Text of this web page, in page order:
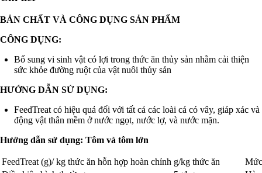
BẢN CHẤT VÀ CÔNG DỤNG SẢN PHẨM
CÔNG DỤNG:
Bổ sung vi sinh vật có lợi trong thức ăn thủy sản nhằm cải thiện
sức khỏe đường ruột của vật nuôi thủy sản
HƯỚNG DẪN SỬ DỤNG:
FeedTreat có hiệu quả đối với tất cả các loài cá có vây, giáp xác và
động vật thân mềm ở nước ngọt, nước lợ, và nước mặn.
Hướng dẫn sử dụng: Tôm và tôm lớn
FeedTreat (g)/ kg thức ăn hỗn hợp hoàn chỉnh g/kg thức ăn